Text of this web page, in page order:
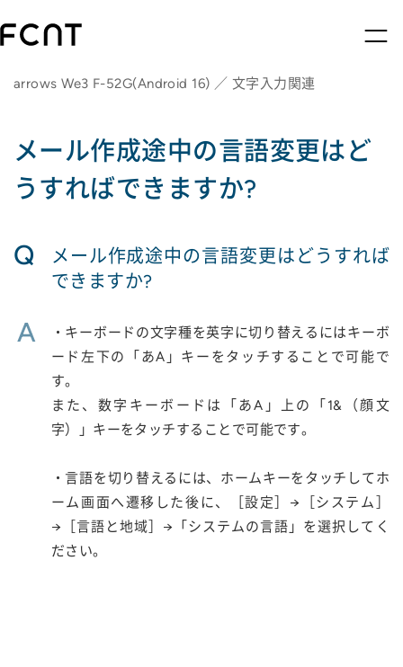
arrows We3 F-52G(Android 16) ／ 文字入力関連
メール作成途中の言語変更はど
うすればできますか?
Q
メール作成途中の言語変更はどうすれば
できますか?
A
・キーボードの文字種を英字に切り替えるにはキーボ
ード左下の「あA」キーをタッチすることで可能で
す。
また、数字キーボードは「あA」上の「1&（顔文
字）」キーをタッチすることで可能です。
・言語を切り替えるには、ホームキーをタッチしてホ
ーム画面へ遷移した後に、［設定］→［システム］
→［言語と地域］→「システムの言語」を選択してく
ださい。